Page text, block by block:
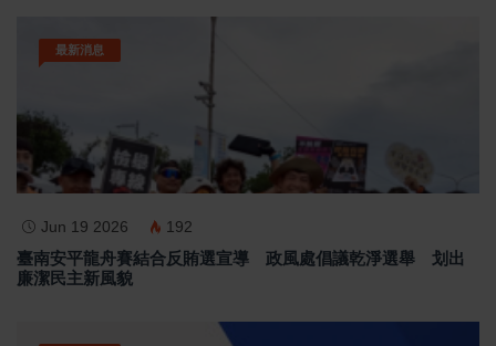
最新消息
Jun 19 2026 192
臺南安平龍舟賽結合反賄選宣導 政風處倡議乾淨選舉 划出
廉潔民主新風貌